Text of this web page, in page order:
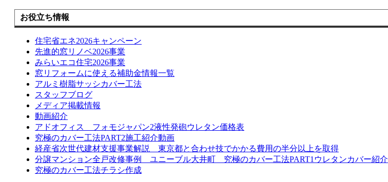
お役立ち情報
住宅省エネ2026キャンペーン
先進的窓リノベ2026事業
みらいエコ住宅2026事業
窓リフォームに使える補助金情報一覧
アルミ樹脂サッシカバー工法
スタッフブログ
メディア掲載情報
動画紹介
アドオフィス フォモジャパン2液性発砲ウレタン価格表
究極のカバー工法PART2施工紹介動画
経産省次世代建材支援事業解説 東京都と合わせ技でかかる費用の半分以上を取得
分譲マンション全戸改修事例 ユニーブル大井町 究極のカバー工法PART1ウレタンカバー紹介
究極のカバー工法チラシ作成